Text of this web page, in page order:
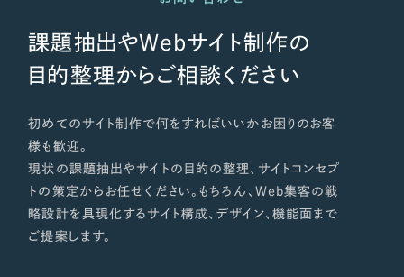
課題抽出やWebサイト制作の
目的整理からご相談ください
初めてのサイト制作で何をすればいいかお困りのお客
様も歓迎。
現状の課題抽出やサイトの目的の整理、サイトコンセプ
トの策定からお任せください。もちろん、Web集客の戦
略設計を具現化するサイト構成、デザイン、機能面まで
ご提案します。